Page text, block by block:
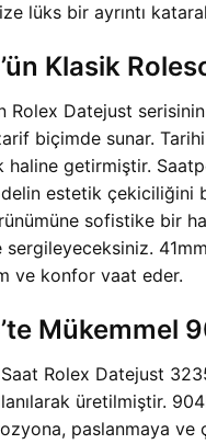
lüks bir ayrıntı
Klasik
Rolex Datejust
biçimde sunar.
haline getirmiştir.
estetik çekiciliğini
sofistike bir
ve konfor vaat eder.
Mükemmel
Rolex Datejust
üretilmiştir.
paslanmaya